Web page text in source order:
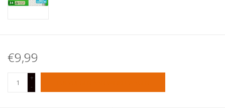
Kalenders
€9,99
+
-